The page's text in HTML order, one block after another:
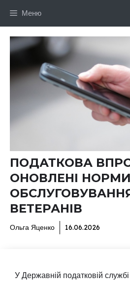
Меню
ПОДАТКОВА
ОНОВЛЕНІ НОРМИ
ВЕТЕРАНІВ
Ольга Яценко 16.06.2026
У Державній податковій